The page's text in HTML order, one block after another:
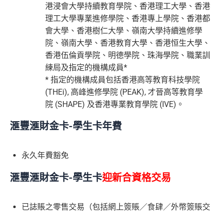
港浸會大學持續教育學院、香港理工大學、香港
理工大學專業進修學院、香港專上學院、香港都
會大學、香港樹仁大學、嶺南大學持續進修學
院、嶺南大學、香港教育大學、香港恒生大學、
香港伍倫貢學院、明德學院、珠海學院、職業訓
練局及指定的機構成員*
* 指定的機構成員包括香港高等教育科技學院
(THEi), 高峰進修學院 (PEAK), 才晉高等教育學
院 (SHAPE) 及香港專業教育學院 (IVE)。
滙豐滙財金卡-學生卡年費
永久年費豁免
滙豐滙財金卡-學生卡迎新合資格交易
已誌賬之零售交易（包括網上簽賬／食肆／外幣簽賬交